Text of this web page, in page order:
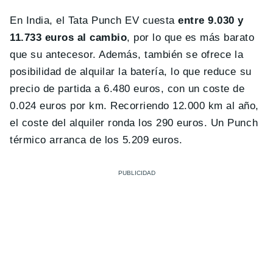
En India, el Tata Punch EV cuestaentre 9.030 y
11.733 euros al cambio, por lo que es más barato
que su antecesor. Además, también se ofrece la
posibilidad de alquilar la batería, lo que reduce su
precio de partida a 6.480 euros, con un coste de
0.024 euros por km. Recorriendo 12.000 km al año,
el coste del alquiler ronda los 290 euros. Un Punch
térmico arranca de los 5.209 euros.